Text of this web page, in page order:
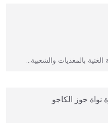
بالمغذيات والشعبية…